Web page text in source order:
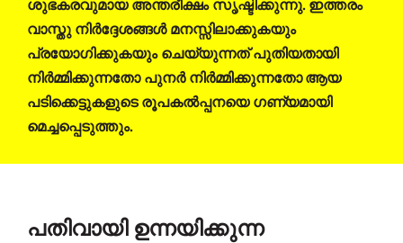
ശുഭകരവുമായ അന്തരീക്ഷം സൃഷ്ടിക്കുന്നു. ഇത്തരം
വാസ്തു നിർദ്ദേശങ്ങൾ മനസ്സിലാക്കുകയും
പ്രയോഗിക്കുകയും ചെയ്യുന്നത് പുതിയതായി
നിർമ്മിക്കുന്നതോ പുനർ നിർമ്മിക്കുന്നതോ ആയ
പടിക്കെട്ടുകളുടെ രൂപകൽപ്പനയെ ഗണ്യമായി
മെച്ചപ്പെടുത്തും.
പതിവായി ഉന്നയിക്കുന്ന